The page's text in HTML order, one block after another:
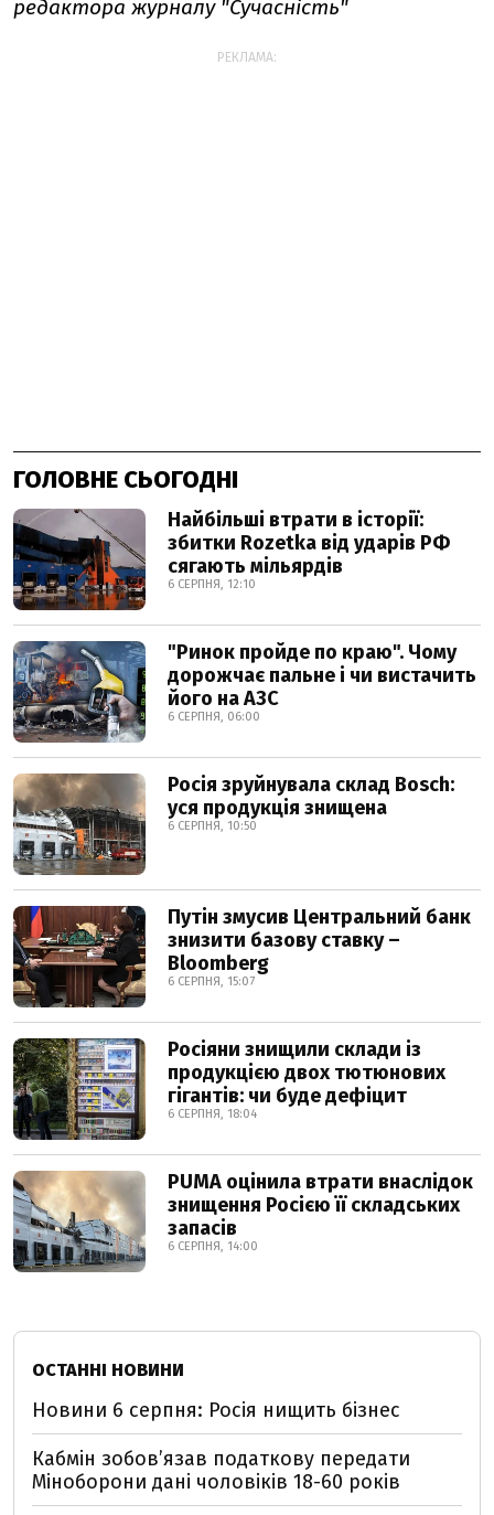
редактора журналу "Сучасність"
РЕКЛАМА:
ГОЛОВНЕ СЬОГОДНІ
Найбільші втрати в історії:
збитки Rozetka від ударів РФ
сягають мільярдів
6 СЕРПНЯ, 12:10
"Ринок пройде по краю". Чому
дорожчає пальне і чи вистачить
його на АЗС
6 СЕРПНЯ, 06:00
Росія зруйнувала склад Bosch:
уся продукція знищена
6 СЕРПНЯ, 10:50
Путін змусив Центральний банк
знизити базову ставку –
Bloomberg
6 СЕРПНЯ, 15:07
Росіяни знищили склади із
продукцією двох тютюнових
гігантів: чи буде дефіцит
6 СЕРПНЯ, 18:04
PUMA оцінила втрати внаслідок
знищення Росією її складських
запасів
6 СЕРПНЯ, 14:00
ОСТАННІ НОВИНИ
Новини 6 серпня: Росія нищить бізнес
Кабмін зобовʼязав податкову передати
Міноборони дані чоловіків 18-60 років